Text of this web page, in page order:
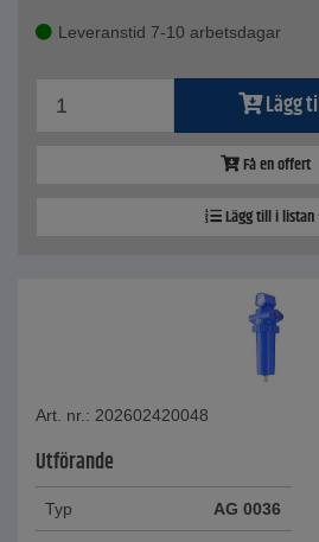
Leveranstid 7-10 arbetsdagar
Lägg
Få en offert
Lägg till i listan
Art. nr.: 202602420048
Utförande
Typ AG 0036